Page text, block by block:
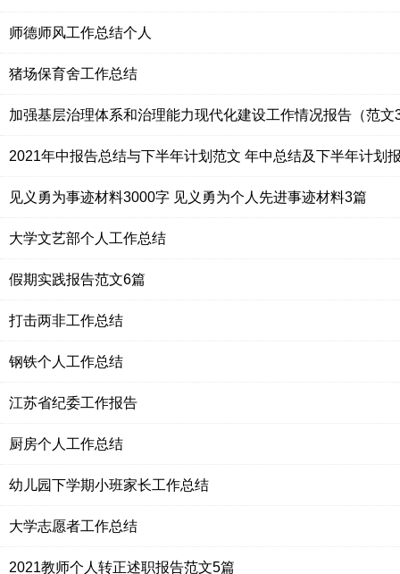
师德师风工作总结个人
猪场保育舍工作总结
加强基层治理体系和治理能力现代化建设工作情况报告（范文3
2021年中报告总结与下半年计划范文 年中总结及下半年计划
见义勇为事迹材料3000字 见义勇为个人先进事迹材料3篇
大学文艺部个人工作总结
假期实践报告范文6篇
打击两非工作总结
钢铁个人工作总结
江苏省纪委工作报告
厨房个人工作总结
幼儿园下学期小班家长工作总结
大学志愿者工作总结
2021教师个人转正述职报告范文5篇